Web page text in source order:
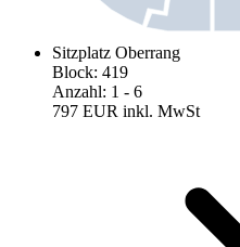
Sitzplatz Oberrang
Block: 419
Anzahl: 1 - 6
797 EUR inkl. MwSt